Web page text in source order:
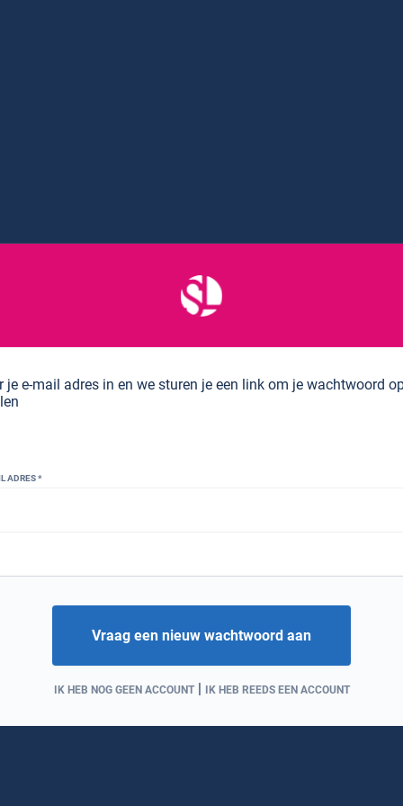
je e-mail adres in en we sturen je een link om je wachtwoord
ADRES
Vraag een nieuw wachtwoord aan
IK HEB NOG GEEN ACCOUNT| IK HEB REEDS EEN ACCOUNT